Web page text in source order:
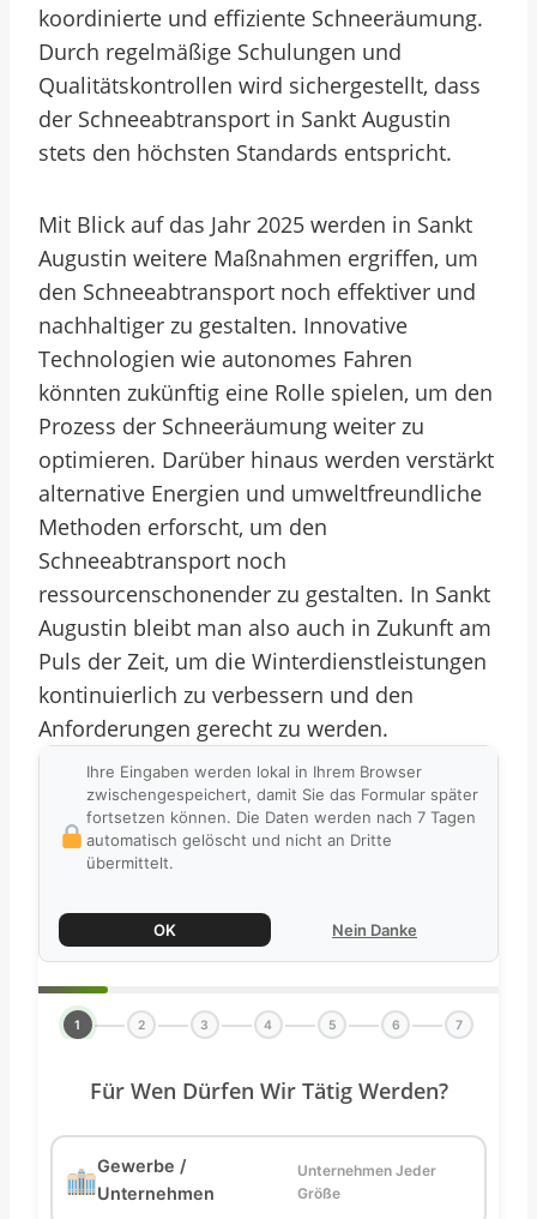
koordinierte und effiziente Schneeräumung.
Durch regelmäßige Schulungen und
Qualitätskontrollen wird sichergestellt, dass
der Schneeabtransport in Sankt Augustin
stets den höchsten Standards entspricht.
Mit Blick auf das Jahr 2025 werden in Sankt
Augustin weitere Maßnahmen ergriffen, um
den Schneeabtransport noch effektiver und
nachhaltiger zu gestalten. Innovative
Technologien wie autonomes Fahren
könnten zukünftig eine Rolle spielen, um den
Prozess der Schneeräumung weiter zu
optimieren. Darüber hinaus werden verstärkt
alternative Energien und umweltfreundliche
Methoden erforscht, um den
Schneeabtransport noch
ressourcenschonender zu gestalten. In Sankt
Augustin bleibt man also auch in Zukunft am
Puls der Zeit, um die Winterdienstleistungen
kontinuierlich zu verbessern und den
Anforderungen gerecht zu werden.
Ihre Eingaben werden lokal in Ihrem Browser
zwischengespeichert, damit Sie das Formular später
fortsetzen können. Die Daten werden nach 7 Tagen
automatisch gelöscht und nicht an Dritte
übermittelt.
OK Nein Danke
1 2 3 4 5 6 7
Für Wen Dürfen Wir Tätig Werden?
Gewerbe /
Unternehmen
Unternehmen Jeder
Größe